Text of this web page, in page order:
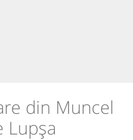
din Muncel
Lupșa